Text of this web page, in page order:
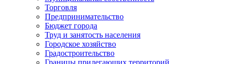
Торговля
Предпринимательство
Бюджет города
Труд и занятость населения
Городское хозяйство
Градостроительство
Границы прилегающих территорий